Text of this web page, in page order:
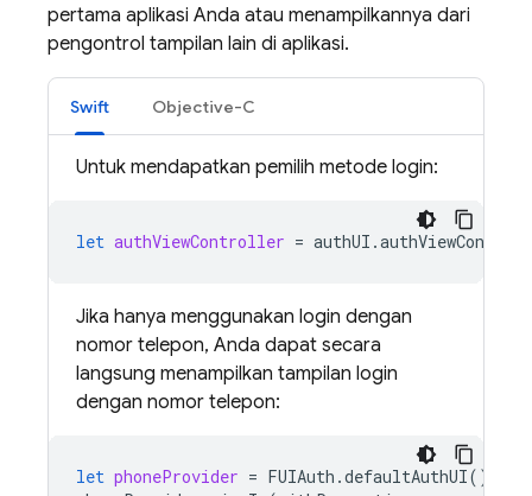
pertama aplikasi Anda atau menampilkannya dari
pengontrol tampilan lain di aplikasi.
Swift Objective-C
Untuk mendapatkan pemilih metode login:
let authViewController = authUI .
Jika hanya menggunakan login dengan
nomor telepon, Anda dapat secara
langsung menampilkan tampilan login
dengan nomor telepon:
let phoneProvider = FUIAuth .defaultAuthUI().